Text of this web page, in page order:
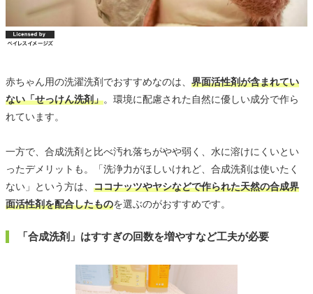
赤ちゃん用の洗濯洗剤でおすすめなのは、 界面活性剤が含まれてい
ない「せっけん洗剤」。環境に配慮された自然に優しい成分で作ら
れています。
一方で、合成洗剤と比べ汚れ落ちがやや弱く、水に溶けにくいとい
ったデメリットも。「洗浄力がほしいけれど、合成洗剤は使いたく
ない」という方は、 ココナッツやヤシなどで作られた天然の合成界
面活性剤を配合したものを選ぶのがおすすめです。
「合成洗剤」はすすぎの回数を増やすなど工夫が必要